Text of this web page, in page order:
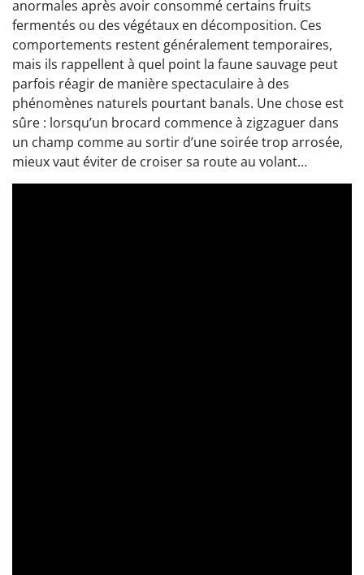
anormales après avoir consommé certains fruits
fermentés ou des végétaux en décomposition. Ces
comportements restent généralement temporaires,
mais ils rappellent à quel point la faune sauvage peut
parfois réagir de manière spectaculaire à des
phénomènes naturels pourtant banals. Une chose est
sûre : lorsqu’un brocard commence à zigzaguer dans
un champ comme au sortir d’une soirée trop arrosée,
mieux vaut éviter de croiser sa route au volant…